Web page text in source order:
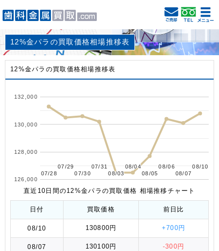
12%金パラの買取価格相場推移表
12%金パラの買取価格相場推移表
07/28
07/28
07/29
07/29
07/30
07/30
07/31
07/31
08/03
08/03
08/04
08/04
08/05
08/05
08/06
08/06
08/07
08/07
08/10
08/10
126,000
128,000
130,000
132,000
直近10日間の12%金パラの買取価格 相場推移チャート
日付 買取価格 前日比
08/10 130800円 +700円
08/07 130100円 -300円